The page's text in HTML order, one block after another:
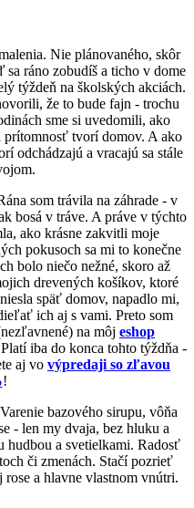
Nie plánovaného, skôr
ráno zobudíš a ticho v dome
týždeň na školských akciách.
že to bude fajn - trochu
sme si uvedomili, ako
tvorí domov. A ako
odchádzajú a vracajú sa stále
som trávila na záhrade - v
bosá v tráve. A práve v týchto
ako krásne zakvitli moje
pokusoch sa mi to konečne
bolo niečo nežné, skoro až
drevených košíkov, ktoré
späť domov, napadlo mi,
ich aj s vami. Preto som
na môj eshop
iba do konca tohto týždňa -
aj vo výpredaji so zľavou
!
bazového sirupu, vôňa
- len my dvaja, bez hluku a
hudbou a svetielkami. Radosť
či zmenách. Stačí pozrieť
a hlavne vlastnom vnútri.